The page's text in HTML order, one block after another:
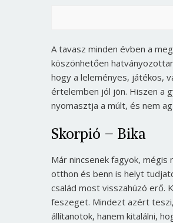
A tavasz minden évben a
köszönhetően
hogy a leleményes, játékos,
értelemben jól jön. Hiszen a
nyomasztja a múlt, és nem
Skorpió – Bika
Már nincsenek fagyok,
otthon és benn is helyt
család most visszahúzó erő.
feszeget. Mindezt azért
állítanotok, hanem kitalálni,